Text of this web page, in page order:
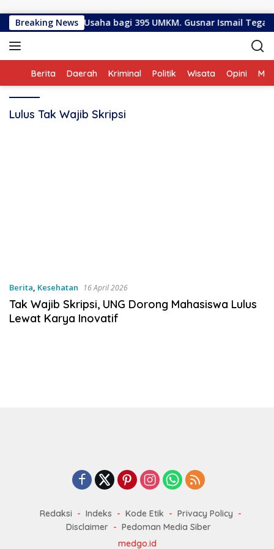
Breaking News
Produksi Usaha bagi 395 UMKM. Gusnar Ismail
Home
Berita Daerah Kriminal Politik Wisata Opini
Lulus Tak Wajib Skripsi
Berita, Kesehatan 16 April 2026
Tak Wajib Skripsi, UNG Dorong Mahasiswa Lulus
Lewat Karya Inovatif
Redaksi Indeks Kode Etik
Privacy Policy
Disclaimer
Pedoman Media Siber
medgo.id